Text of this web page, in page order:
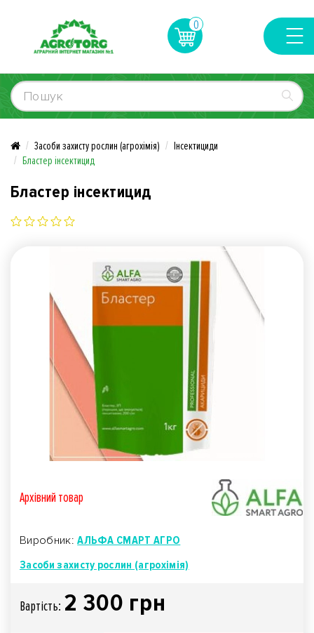
0
Засоби захисту рослин (агрохімія)
Інсектициди
Бластер інсектицид
Бластер інсектицид
Архівний товар
Виробник:АЛЬФА СМАРТ АГРО
Засоби захисту рослин (агрохімія)
Вартiсть: 2 300 грн